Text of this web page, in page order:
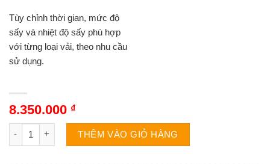
Tùy chỉnh thời gian, mức độ
sấy và nhiệt độ sấy phù hợp
với từng loại vải, theo nhu cầu
sử dụng.
8.350.000 ₫
Máy sấy Electrolux EDV804H3WC | 8kg thông hơi số lượng
THÊM VÀO GIỎ HÀNG